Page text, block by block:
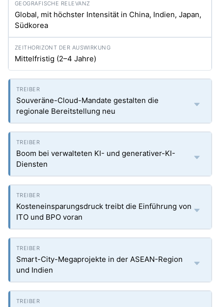
Global, mit höchster Intensität in China, Indien, Japan,
Südkorea
Mittelfristig (2–4 Jahre)
Souveräne-Cloud-Mandate gestalten die
regionale Bereitstellung neu
Boom bei verwalteten KI- und generativer-KI-
Diensten
Kosteneinsparungsdruck treibt die Einführung von
ITO und BPO voran
Smart-City-Megaprojekte in der ASEAN-Region
und Indien